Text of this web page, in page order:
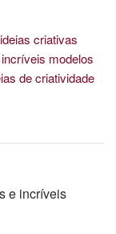
criativas
modelos
de criatividade
e incríveis